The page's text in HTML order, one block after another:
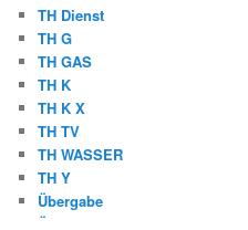
TH Dienst
TH G
TH GAS
TH K
TH K X
TH TV
TH WASSER
TH Y
Übergabe
Übung